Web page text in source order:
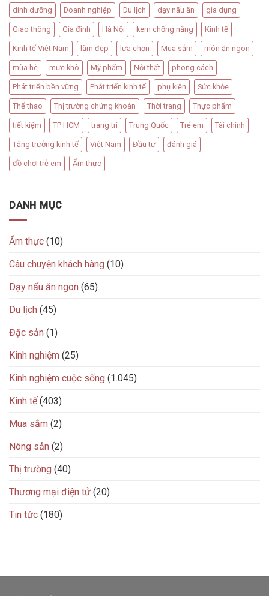
dinh dưỡng Doanh nghiệp Du lịch dạy nấu ăn gia dụng
Giao thông Gia đình Hà Nội kem chống nắng Kinh tế
Kinh tế Việt Nam làm đẹp lựa chọn Mua sắm món ăn ngon
mùa hè mực khô Mỹ phẩm Nội thất phong cách
Phát triển bền vững Phát triển kinh tế phụ kiện Sức khỏe
Thể thao Thị trường chứng khoán Thời trang Thực phẩm
tiết kiệm TP HCM trang trí Trung Quốc Trẻ em Tài chính
Tăng trưởng kinh tế Việt Nam Đầu tư đánh giá
đồ chơi trẻ em Ẩm thực
DANH MỤC
Ẩm thực (10)
Câu chuyện khách hàng (10)
Dạy nấu ăn ngon (65)
Du lịch (45)
Đặc sản (1)
Kinh nghiệm (25)
Kinh nghiệm cuộc sống (1.045)
Kinh tế(403)
Mua sắm (2)
Nông sản (2)
Thị trường (40)
Thương mại điện tử (20)
Tin tức (180)